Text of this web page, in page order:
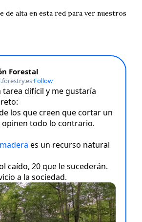
de alta en esta red para ver nuestros